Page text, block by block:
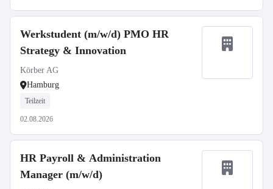
Werkstudent (m/w/d) PMO HR
Strategy & Innovation
Körber AG
Hamburg
Teilzeit
02.08.2026
HR Payroll & Administration
Manager (m/w/d)